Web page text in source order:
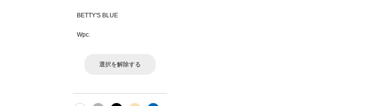
BETTY'S BLUE
Wpc.
選択を解除する